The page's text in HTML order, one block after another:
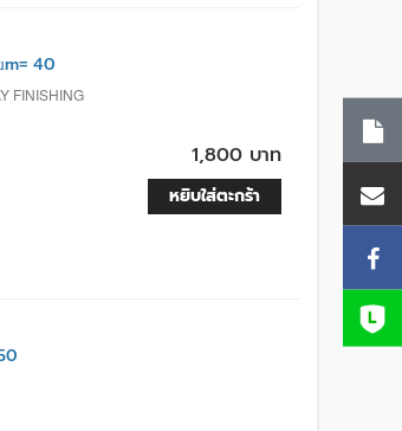
40
FINISHING
1,800 บาท
หยิบใส่ตะกร้า